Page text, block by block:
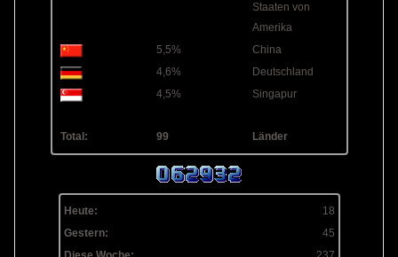
Staaten von
Amerika
5,5%
China
4,6%
Deutschland
4,5%
Singapur
Total: 99 Länder
Heute:
18
Gestern:
45